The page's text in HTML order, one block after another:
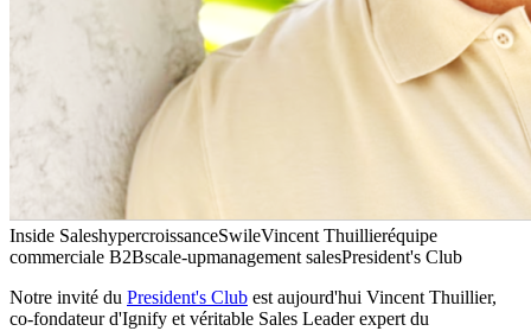
Inside SaleshypercroissanceSwileVincent Thuillieréquipe
commerciale B2Bscale-upmanagement salesPresident's Club
Notre invité du President's Club est aujourd'hui Vincent Thuillier,
co-fondateur d'Ignify et véritable Sales Leader expert du